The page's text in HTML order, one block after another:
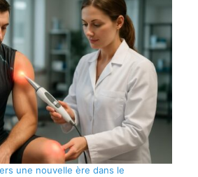
une nouvelle ère dans le